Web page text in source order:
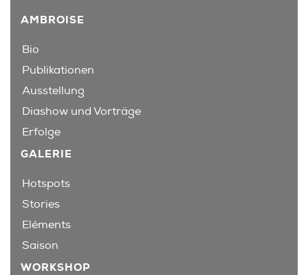
AMBROISE
Bio
Publikationen
Ausstellung
Diashow und Vorträge
Erfolge
GALERIE
Hotspots
Stories
Eléments
Saison
WORKSHOP